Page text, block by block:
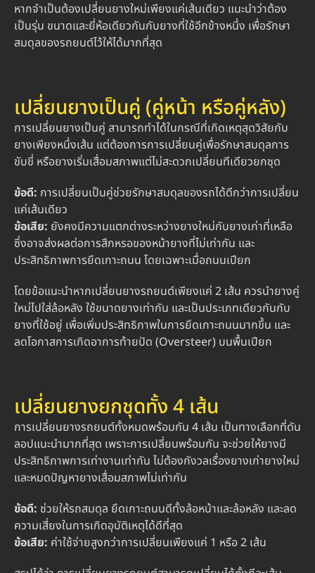
หากจำเป็นต้องเปลี่ยนยางใหม่เพียงแค่เส้นเดียว แนะนำว่าต้อง
เป็นรุ่น ขนาดและยี่ห้อเดียวกันกับยางที่ใช้อีกข้างหนึ่ง เพื่อรักษา
สมดุลของรถยนต์ไว้ให้ได้มากที่สุด
เปลี่ยนยางเป็นคู่ (คู่หน้า หรือคู่หลัง)
การเปลี่ยนยางเป็นคู่ สามารถทำได้ในกรณีที่เกิดเหตุสุดวิสัยกับ
ยางเพียงหนึ่งเส้น แต่ต้องการการเปลี่ยนคู่เพื่อรักษาสมดุลการ
ขับขี่ หรือยางเริ่มเสื่อมสภาพแต่ไม่สะดวกเปลี่ยนทีเดียวยกชุด
ข้อดี: การเปลี่ยนเป็นคู่ช่วยรักษาสมดุลของรถได้ดีกว่าการเปลี่ยน
แค่เส้นเดียว
ข้อเสีย: ยังคงมีความแตกต่างระหว่างยางใหม่กับยางเก่าที่เหลือ
ซึ่งอาจส่งผลต่อการสึกหรอของหน้ายางที่ไม่เท่ากัน และ
ประสิทธิภาพการยึดเกาะถนน โดยเฉพาะเมื่อถนนเปียก
โดยข้อแนะนำหากเปลี่ยนยางรถยนต์เพียงแค่ 2 เส้น ควรนำยางคู่
ใหม่ไปใส่ล้อหลัง ใช้ขนาดยางเท่ากัน และเป็นประเภทเดียวกันกับ
ยางที่ใช้อยู่ เพื่อเพิ่มประสิทธิภาพในการยึดเกาะถนนมากขึ้น และ
ลดโอกาสการเกิดอาการท้ายปัด (Oversteer) บนพื้นเปียก
เปลี่ยนยางยกชุดทั้ง 4 เส้น
การเปลี่ยนยางรถยนต์ทั้งหมดพร้อมกัน 4 เส้น เป็นทางเลือกที่ดัน
ลอปแนะนำมากที่สุด เพราะการเปลี่ยนพร้อมกัน จะช่วยให้ยางมี
ประสิทธิภาพการเท่างานเท่ากัน ไม่ต้องกังวลเรื่องยางเก่ายางใหม่
และหมดปัญหายางเสื่อมสภาพไม่เท่ากัน
ข้อดี: ช่วยให้รถสมดุล ยึดเกาะถนนดีทั้งล้อหน้าและล้อหลัง และลด
ความเสี่ยงในการเกิดอุบัติเหตุได้ดีที่สุด
ข้อเสีย: ค่าใช้จ่ายสูงกว่าการเปลี่ยนเพียงแค่ 1 หรือ 2 เส้น